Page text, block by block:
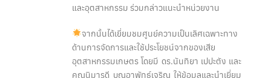
และอุตสาหกรรม ร่วมกล่าวแนะนำหน่วยงาน
จากนั้นได้เยี่ยมชมศูนย์ความเป็นเลิศเฉพาะทาง
ด้านการจัดการและใช้ประโยชน์จากของเสีย
อุตสาหกรรมเกษตร โดยมี ดร.นันทิยา เปปะตัง และ
คุณนิมารดี บุญอาพัทธ์เจริญ ให้ข้อมูลและนำเยี่ยม